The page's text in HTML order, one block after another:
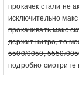
прокачек стали не
исключительно
прокачивать макс
держит нитро, то
5500/0050, 5550/
подробно смотрите